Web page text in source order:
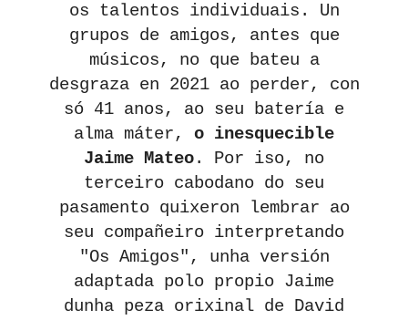
os talentos individuais. Un
grupos de amigos, antes que
músicos, no que bateu a
desgraza en 2021 ao perder, con
só 41 anos, ao seu batería e
alma máter, o inesquecible
Jaime Mateo. Por iso, no
terceiro cabodano do seu
pasamento quixeron lembrar ao
seu compañeiro interpretando
"Os Amigos", unha versión
adaptada polo propio Jaime
dunha peza orixinal de David